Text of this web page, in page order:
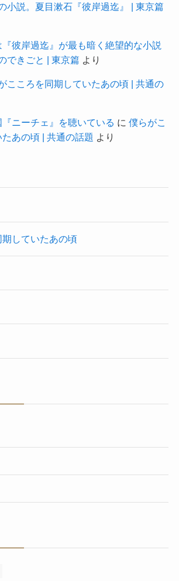
小説。夏目漱石『彼岸過迄』 | 東京篇
彼岸過迄』が最も暗く絶望的な小説
できごと | 東京篇 より
こころを同期していたあの頃 | 共通の
ニーチェ』を聴いている に 僕らがこ
あの頃 | 共通の話題 より
していたあの頃